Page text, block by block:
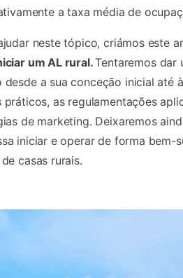
a taxa média de
neste tópico, criámos este
um AL rural.Tentaremos dar
desde a sua conceção inicial até
práticos, as regulamentações
de marketing. Deixaremos
iniciar e operar de forma bem-
casas rurais.